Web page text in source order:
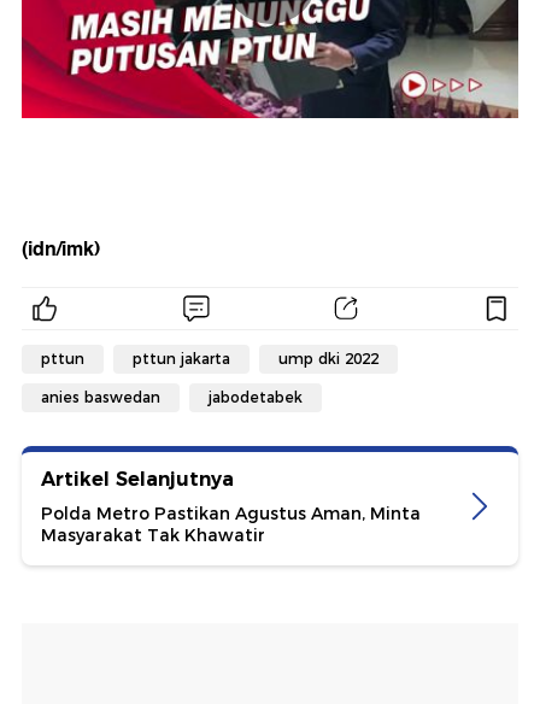
(idn/imk)
pttun pttun jakarta ump dki 2022
anies baswedan jabodetabek
Artikel Selanjutnya
Polda Metro Pastikan Agustus Aman, Minta
Masyarakat Tak Khawatir